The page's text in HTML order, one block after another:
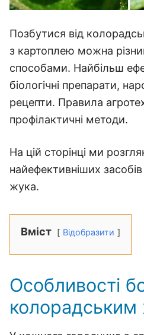
Позбутися від
з картоплею можна
способами. Найбільш
біологічні препарати,
рецепти. Правила
профілактичні методи.
На цій сторінці ми
найефективніших
жука.
Вміст Відобразити
Особливості